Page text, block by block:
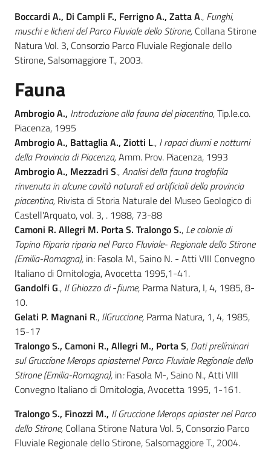
Boccardi A., Di Campli F., Ferrigno A., Zatta A., Funghi,
muschi e licheni del Parco Fluviale dello Stirone, Collana Stirone
Natura Vol. 3, Consorzio Parco Fluviale Regionale dello
Stirone, Salsomaggiore T., 2003.
Fauna
Ambrogio A., Introduzione alla fauna del piacentino,Tip.le.co.
Piacenza, 1995
Ambrogio A., Battaglia A., Ziotti L., I rapaci diurni e notturni
della Provincia di Piacenza,Amm. Prov. Piacenza, 1993
Ambrogio A., Mezzadri S.,Analisi della fauna troglofila
rinvenuta in alcune cavità naturali ed artificiali della provincia
piacentina, Rivista di Storia Naturale del Museo Geologico di
Castell'Arquato, vol. 3, . 1988, 73-88
Camoni R. Allegri M. Porta S. Tralongo S., Le colonie di
Topino Riparia riparia nel Parco Fluviale- Regionale dello Stirone
(Emilia-Romagna), in: Fasola M., Saino N. - Atti VIII Convegno
Italiano di Ornitologia, Avocetta 1995,1-41.
Gandolfi G., Il Ghiozzo di-fiume, Parma Natura, I, 4, 1985, 8-
10.
Gelati P. Magnani R., IlGruccione, Parma Natura, 1, 4, 1985,
15-17
Tralongo S., Camoni R., Allegri M., Porta S, Dati prelíminari
sul Gruccíone Merops apiasternel Parco Fluviale Regíonale dello
Stirone (Emilia-Romagna), in:Fasola M-, Saino N., Atti VIII
Convegno Italiano di Ornitologia, Avocetta 1995, 1-161.
Tralongo S., Finozzi M., Il Gruccione Merops apiaster nel Parco
dello Stirone, Collana Stirone Natura Vol. 5, Consorzio Parco
Fluviale Regionale dello Stirone, Salsomaggiore T., 2004.